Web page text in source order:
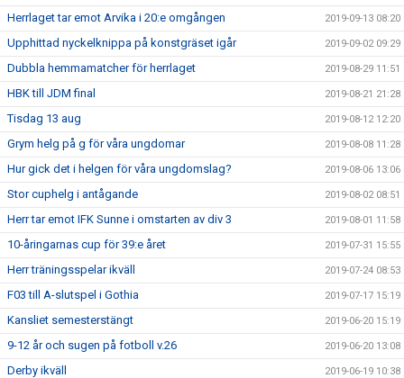
Herrlaget tar emot Arvika i 20:e omgången 2019-09-13 08:20
Upphittad nyckelknippa på konstgräset igår 2019-09-02 09:29
Dubbla hemmamatcher för herrlaget 2019-08-29 11:51
HBK till JDM final 2019-08-21 21:28
Tisdag 13 aug 2019-08-12 12:20
Grym helg på g för våra ungdomar 2019-08-08 11:28
Hur gick det i helgen för våra ungdomslag? 2019-08-06 13:06
Stor cuphelg i antågande 2019-08-02 08:51
Herr tar emot IFK Sunne i omstarten av div 3 2019-08-01 11:58
10-åringarnas cup för 39:e året 2019-07-31 15:55
Herr träningsspelar ikväll 2019-07-24 08:53
F03 till A-slutspel i Gothia 2019-07-17 15:19
Kansliet semesterstängt 2019-06-20 15:19
9-12 år och sugen på fotboll v.26 2019-06-20 13:08
Derby ikväll 2019-06-19 10:38